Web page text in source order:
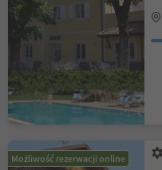
Możliwość rezerwacji online